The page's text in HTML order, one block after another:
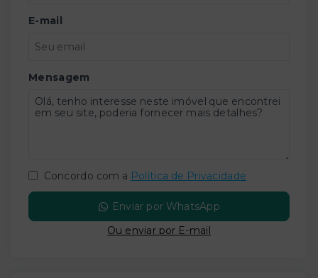
E-mail
Mensagem
Concordo com a Política de Privacidade
Enviar por WhatsApp
Ou enviar por E-mail